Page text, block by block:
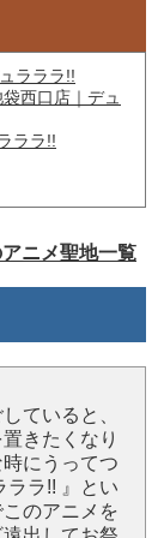
ラララ!!
西口店｜デュ
ララ!!
ニメ聖地一覧
ていると、
きたくなり
にうってつ
ララ!! 』とい
のアニメを